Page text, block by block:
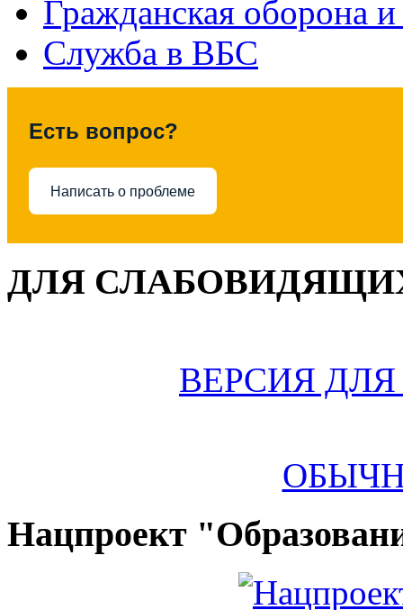
Гражданская оборона
Служба в ВБС
Есть вопрос?
Написать о проблеме
ДЛЯ
ВЕРСИЯ
Нацпроект